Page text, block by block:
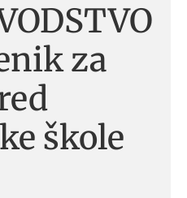
za
škole